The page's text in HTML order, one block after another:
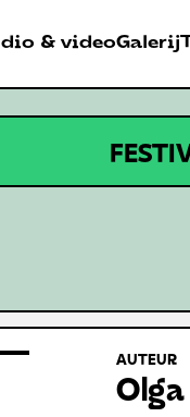
FESTIVAL
& videoGalerij
AUTEUR